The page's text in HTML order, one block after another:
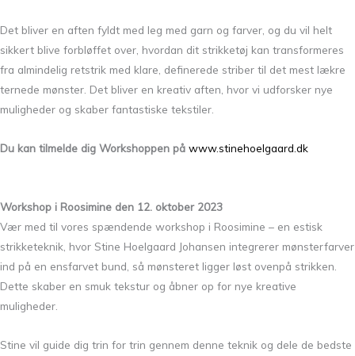
Det bliver en aften fyldt med leg med garn og farver, og du vil helt
sikkert blive forbløffet over, hvordan dit strikketøj kan transformeres
fra almindelig retstrik med klare, definerede striber til det mest lækre
ternede mønster. Det bliver en kreativ aften, hvor vi udforsker nye
muligheder og skaber fantastiske tekstiler.
Du kan tilmelde dig Workshoppen på www.stinehoelgaard.dk
Workshop i Roosimine den 12. oktober 2023
Vær med til vores spændende workshop i Roosimine – en estisk
strikketeknik, hvor Stine Hoelgaard Johansen integrerer mønsterfarver
ind på en ensfarvet bund, så mønsteret ligger løst ovenpå strikken.
Dette skaber en smuk tekstur og åbner op for nye kreative
muligheder.
Stine vil guide dig trin for trin gennem denne teknik og dele de bedste